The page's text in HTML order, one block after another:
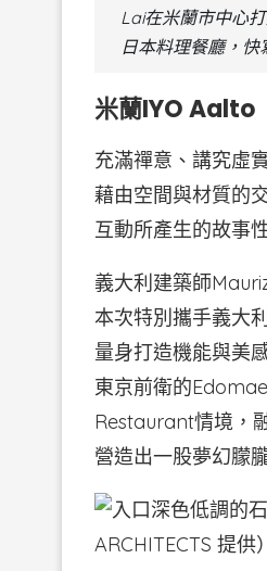
Lai在米蘭市中心
日本料理餐廳，快
米蘭IYO Aalto
充滿禪意、講究虛
藉由空間與材質的
互動所產生的故事
義大利建築師
本次特別攜手義大
量身打造機能與美
東京前衛的
Restaurant情境，
營造出一股夢幻朦